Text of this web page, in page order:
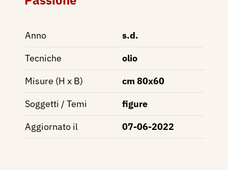
Anno
s.d.
Tecniche
olio
Misure (H x B)
cm 80x60
Soggetti / Temi
figure
Aggiornato il
07-06-2022